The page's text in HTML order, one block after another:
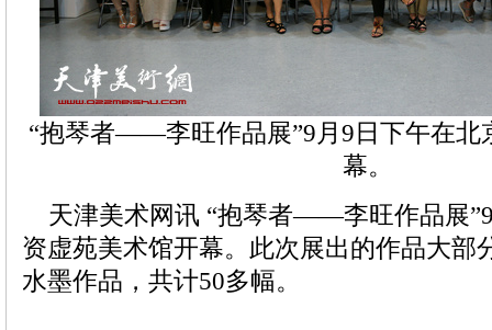
“抱琴者——李旺作品展”9月9日下午在北
幕。
天津美术网讯 “抱琴者——李旺作品展
资虚苑美术馆开幕。此次展出的作品大部
水墨作品，共计50多幅。